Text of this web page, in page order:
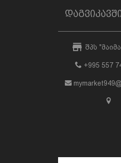
შპს
+995 557